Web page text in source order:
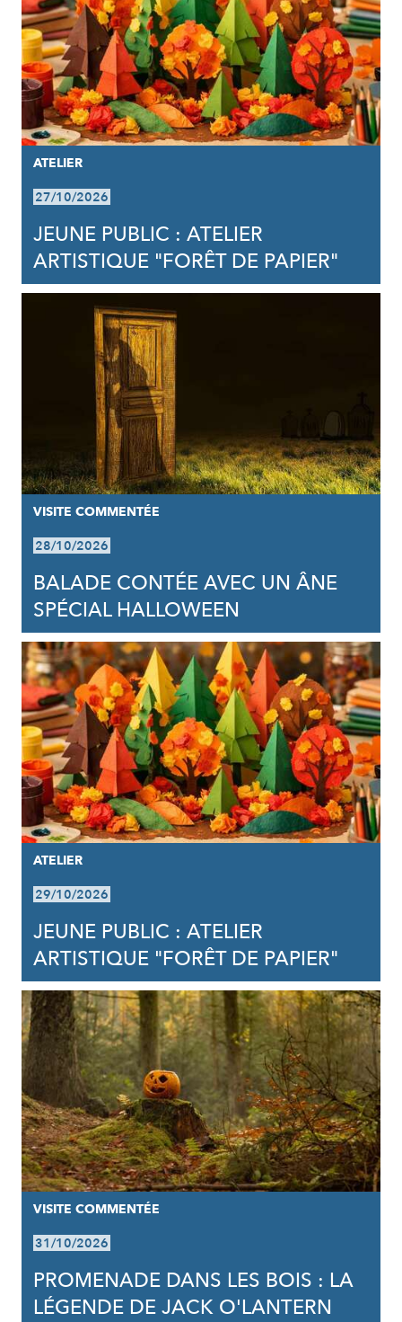
ATELIER
27/10/2026
JEUNE PUBLIC : ATELIER
ARTISTIQUE "FORÊT DE PAPIER"
VISITE COMMENTÉE
28/10/2026
BALADE CONTÉE AVEC UN ÂNE
SPÉCIAL HALLOWEEN
ATELIER
29/10/2026
JEUNE PUBLIC : ATELIER
ARTISTIQUE "FORÊT DE PAPIER"
VISITE COMMENTÉE
31/10/2026
PROMENADE DANS LES BOIS : LA
LÉGENDE DE JACK O'LANTERN